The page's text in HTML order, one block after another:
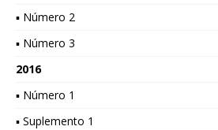
▪ Número 2
▪ Número 3
2016
▪ Número 1
▪ Suplemento 1